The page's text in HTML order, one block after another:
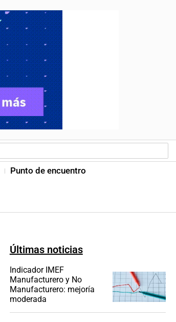
Punto de encuentro
Últimas noticias
Indicador IMEF
Manufacturero y No
Manufacturero: mejoría
moderada